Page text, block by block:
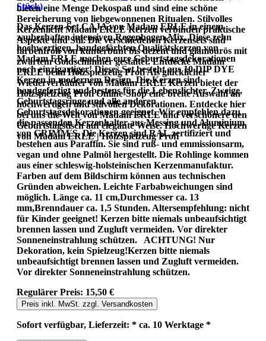
bieten eine Menge Dekospaß und sind eine schöne
Bereicherung von liebgewonnenen Ritualen. Stilvolles
Kerzenlicht Madam ERLE Kerzen verbinden praktische
Aspekte und Stil. Die verschiedenen Kerzensets sind
farbenfroh von kunterbunt bis dezent und glamourös mit
zwartem Goldschimmer gestaltet. Entdecke Madam
ERLE beim Holzspielzeug Profi Als glücklicher
Wiederverkäufer von Madam ERLE Kerzen bietet der
Holzspielzeug Profi Online-Shop eine breite Auswahl an
hochwertigen und stilvollen Dekorationen. Entdecke hier
bei uns die Welt von Madam ERLE und verschönere den
Geburtstagstisch auf elegante Weise. Hochwertige Kerzen
von Madam ERLE | Holzspielzeug Profi
Stück)
Das Kerzen-Set CAJA von Madam ERLE in einem
zauberhaften intensiven Regenbogen-Mix. Diese zehn
hochwertigen, handgefärbten Qualitätskerzen von
Madam ERLE machen eure Geburtstagsdekorationen
noch einzigartiger! Dieses Set besteht aus 10 DIP DYE
Kerzen in modernem Design. Die Kerzen sind
handgefertigt und bestens für die Lebenslichter, Zweige,
Geburtstagsringe und alle anderen
Geburtstagsdekorationen geeignet. Wir empfehlen dazu
die passenden Kerzenhalter aus Messing und Aluminium
von GRIMM´S. Die Kerzen sind RAL zertifiziert und
bestehen aus Paraffin. Sie sind ruß- und emmissionsarm,
vegan und ohne Palmöl hergestellt. Die Rohlinge kommen
aus einer schleswig-holsteinischen Kerzenmanufaktur.
Farben auf dem Bildschirm können aus technischen
Gründen abweichen. Leichte Farbabweichungen sind
möglich. Länge ca. 11 cm,Durchmesser ca. 13
mm,Brenndauer ca. 1,5 Stunden. Altersempfehlung: nicht
für Kinder geeignet! Kerzen bitte niemals unbeaufsichtigt
brennen lassen und Zugluft vermeiden. Vor direkter
Sonneneinstrahlung schützen. ACHTUNG! Nur
Dekoration, kein Spielzeug!Kerzen bitte niemals
unbeaufsichtigt brennen lassen und Zugluft vermeiden.
Vor direkter Sonneneinstrahlung schützen.
Regulärer Preis: 15,50 €
Preis inkl. MwSt. zzgl. Versandkosten
Sofort verfügbar, Lieferzeit: * ca. 10 Werktage *